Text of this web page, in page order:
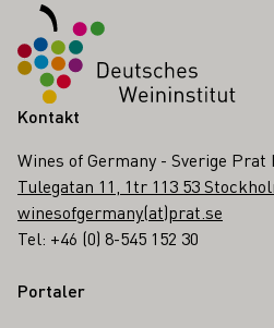
Kontakt
Wines of Germany - Sverige Prat
Tulegatan 11, 1tr 113 53
winesofgermany(at)prat.se
Tel: +46 (0) 8-545 152 30
Portaler